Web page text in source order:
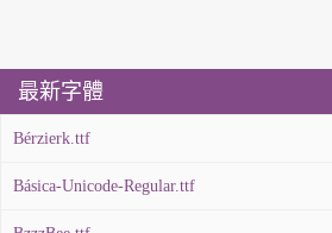
最新字體
Bérzierk.ttf
Básica-Unicode-Regular.ttf